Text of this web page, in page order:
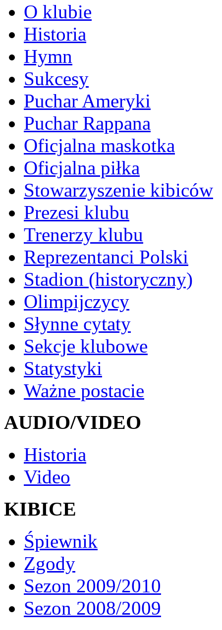
O klubie
Historia
Hymn
Sukcesy
Puchar Ameryki
Puchar Rappana
Oficjalna maskotka
Oficjalna piłka
Stowarzyszenie kibiców
Prezesi klubu
Trenerzy klubu
Reprezentanci Polski
Stadion (historyczny)
Olimpijczycy
Słynne cytaty
Sekcje klubowe
Statystyki
Ważne postacie
AUDIO/VIDEO
Historia
Video
KIBICE
Śpiewnik
Zgody
Sezon 2009/2010
Sezon 2008/2009